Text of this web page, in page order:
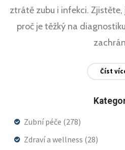
ztrátě zubu i infekci.
proč je těžký na
Číst
Zubní péče (278)
Zdraví a wellness (28)